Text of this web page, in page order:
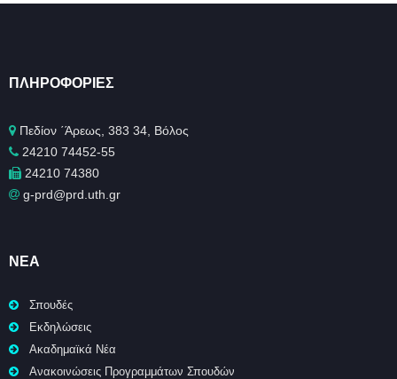
ΠΛΗΡΟΦΟΡΊΕΣ
Πεδίον ΄Άρεως, 383 34, Βόλος
24210 74452-55
24210 74380
g-prd@prd.uth.gr
ΝΈΑ
Σπουδές
Εκδηλώσεις
Ακαδημαϊκά Νέα
Ανακοινώσεις Προγραμμάτων Σπουδών